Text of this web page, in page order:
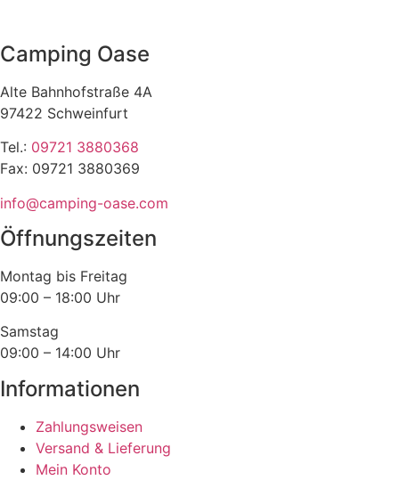
Camping Oase
Alte Bahnhofstraße 4A
97422 Schweinfurt
Tel.: 09721 3880368
Fax: 09721 3880369
info@camping-oase.com
Öffnungszeiten
Montag bis Freitag
09:00 – 18:00 Uhr
Samstag
09:00 – 14:00 Uhr
Informationen
Zahlungsweisen
Versand & Lieferung
Mein Konto